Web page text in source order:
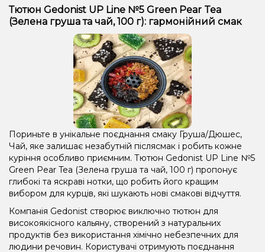
Тютюн Gedonist UP Line №5 Green Pear Tea
(Зелена груша та чай, 100 г): гармонійний смак
Пориньте в унікальне поєднання смаку Груша/Дюшес,
Чай, яке залишає незабутній післясмак і робить кожне
куріння особливо приємним. Тютюн Gedonist UP Line №5
Green Pear Tea (Зелена груша та чай, 100 г) пропонує
глибокі та яскраві нотки, що робить його кращим
вибором для курців, які шукають нові смакові відчуття.
Компанія Gedonist створює виключно тютюн для
високоякісного кальяну, створений з натуральних
продуктів без використання хімічно небезпечних для
людини речовин. Користувачі отримують поєднання